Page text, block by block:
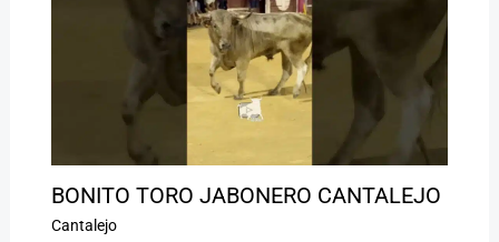
BONITO TORO JABONERO CANTALEJO
Cantalejo